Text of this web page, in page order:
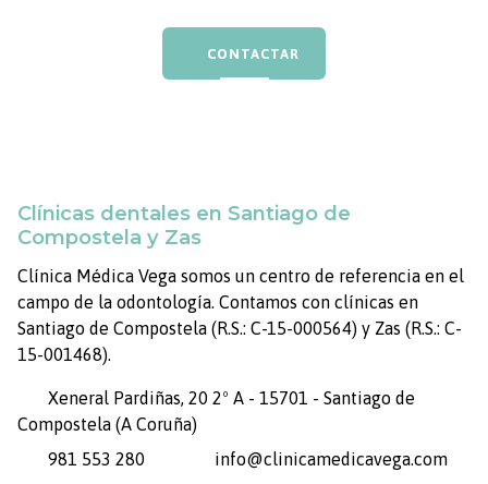
CONTACTAR
Clínicas dentales en Santiago de
Compostela y Zas
Clínica Médica Vega somos un centro de referencia en el
campo de la odontología. Contamos con clínicas en
Santiago de Compostela (R.S.: C-15-000564) y Zas (R.S.: C-
15-001468).
Xeneral Pardiñas, 20 2º A - 15701 - Santiago de
Compostela (A Coruña)
981 553 280
info@clinicamedicavega.com